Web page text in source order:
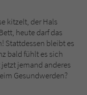
kitzelt, der Hals
heute darf das
Stattdessen bleibt es
bald fühlt es sich
jemand anderes
Gesundwerden?
& Co. KG
Buchtitel